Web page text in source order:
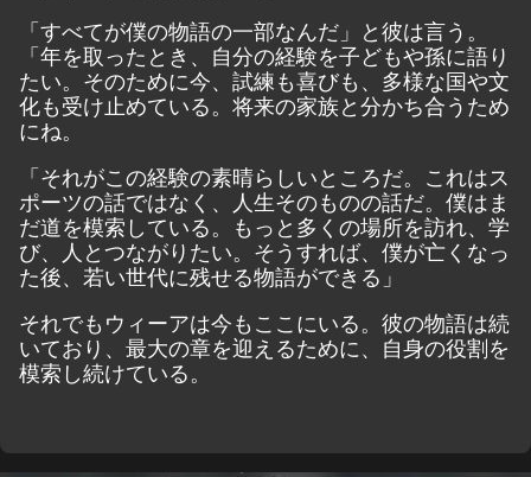
「すべてが僕の物語の一部なんだ」と彼は言う。
「年を取ったとき、自分の経験を子どもや孫に語り
たい。そのために今、試練も喜びも、多様な国や文
化も受け止めている。将来の家族と分かち合うため
にね。
「それがこの経験の素晴らしいところだ。これはス
ポーツの話ではなく、人生そのものの話だ。僕はま
だ道を模索している。もっと多くの場所を訪れ、学
び、人とつながりたい。そうすれば、僕が亡くなっ
た後、若い世代に残せる物語ができる」
それでもウィーアは今もここにいる。彼の物語は続
いており、最大の章を迎えるために、自身の役割を
模索し続けている。